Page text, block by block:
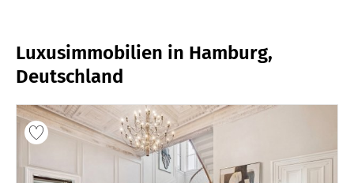
Luxusimmobilien in Hamburg,
Deutschland